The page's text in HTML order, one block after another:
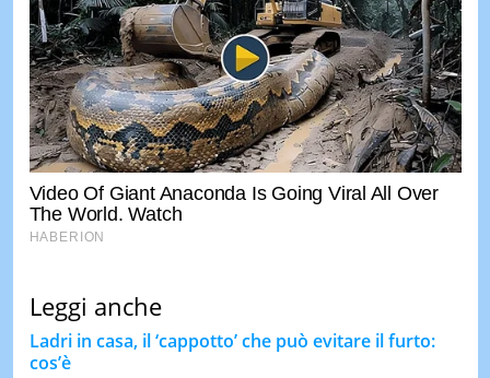
Leggi anche
Ladri in casa, il ‘cappotto’ che può evitare il furto:
cos’è